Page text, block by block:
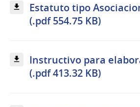
Estatuto tipo
(.pdf 554.75 KB)
Instructivo para
(.pdf 413.32 KB)